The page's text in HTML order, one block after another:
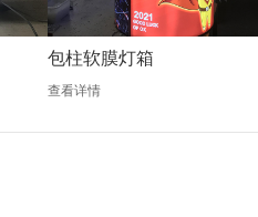
包柱软膜灯箱
查看详情